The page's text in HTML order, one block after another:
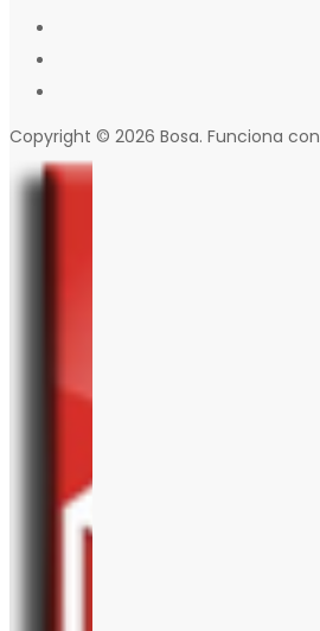
Copyright © 2026 Bosa. Funciona con